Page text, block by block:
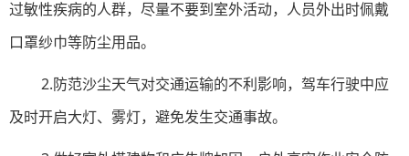
过敏性疾病的人群，尽量不要到室外活动，人员外出时佩戴
口罩纱巾等防尘用品。
2.防范沙尘天气对交通运输的不利影响，驾车行驶中应
及时开启大灯、雾灯，避免发生交通事故。